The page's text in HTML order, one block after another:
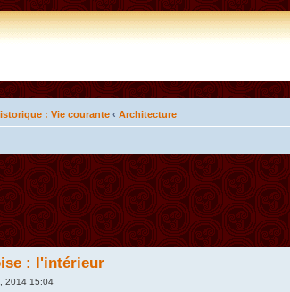
: Vie courante ‹ Architecture
: l'intérieur
2014 15:04